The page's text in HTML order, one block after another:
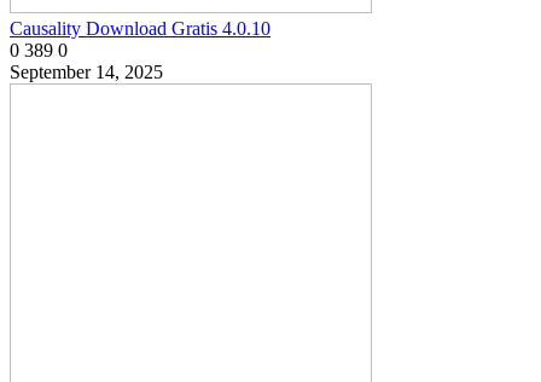
Causality Download Gratis 4.0.10
0 389 0
September 14, 2025